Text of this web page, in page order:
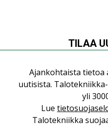
Tampereen
Kilpailun sponsorit
TILAA
Ajankohtaista tietoa
uutisista.
yli
Lue
Talotekniikka